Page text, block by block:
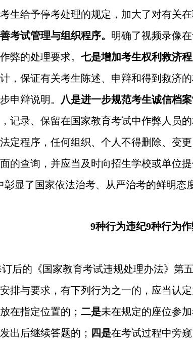
生给予停考处理的规定，加大了对有关
考试管理与组织程序。 明确了视频录像
弊的处理要求。 七是增加考生权利救济程
，保证有关考生陈述、申辩和得到救济
申辩说明。
八是进一步规范考生诚信档案
记录、保留在国家教育考试中作弊人员
定程序，任何组织、个人不得删除、变
的查询，并应当及时向招生学校或单位
彰显了国家依法治考、从严治考的鲜明态
9种行为违纪9种行为
订后的《国家教育考试违规处理办法》第
排与要求，有下列行为之一的，应当认
在指定位置的； 二是未在规定的座位参加
出后继续答题的； 四是在考试过程中旁